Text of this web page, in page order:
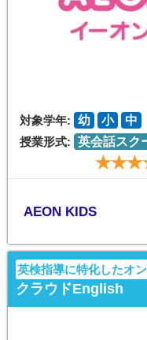
対象学年: 幼 小
中
授業形式: 英会話スク
AEON KIDS
英検指導に特化したオ
クラウドEnglish